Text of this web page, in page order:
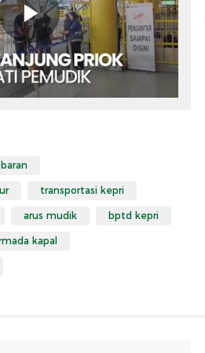
transportasi kepri
arus mudik bptd kepri
kapal